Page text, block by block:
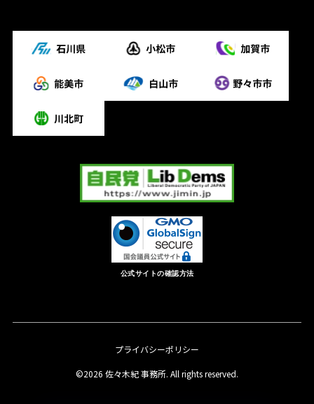
公式サイトの確認方法
プライバシーポリシー
©2026 佐々木紀 事務所. All rights reserved.